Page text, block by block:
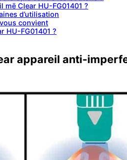
mē Clear HU-FG01401 ?
d’utilisation
convient
HU-FG01401 ?
appareil anti-